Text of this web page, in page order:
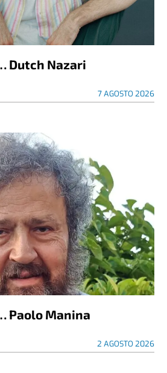
Dutch Nazari
7 AGOSTO 2026
Paolo Manina
2 AGOSTO 2026